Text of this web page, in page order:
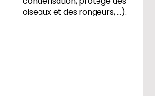
oiseaux et des rongeurs, ...).